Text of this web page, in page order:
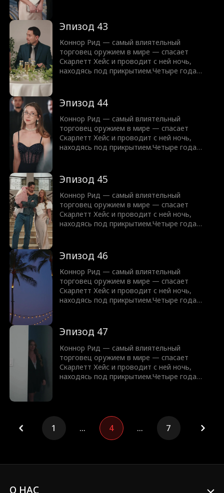
предстоит защитить их обоих, не раскрыв
свою настоящую личность.
Эпизод 43
Коннор Рид — самый влиятельный
торговец оружием в мире — спасает
Скарлетт Хейс и проводит с ней ночь,
находясь под прикрытием.Четыре года
предстоит защитить их обоих, не раскрыв
свою настоящую личность.
Эпизод 44
Коннор Рид — самый влиятельный
торговец оружием в мире — спасает
Скарлетт Хейс и проводит с ней ночь,
находясь под прикрытием.Четыре года
предстоит защитить их обоих, не раскрыв
свою настоящую личность.
Эпизод 45
Коннор Рид — самый влиятельный
торговец оружием в мире — спасает
Скарлетт Хейс и проводит с ней ночь,
находясь под прикрытием.Четыре года
предстоит защитить их обоих, не раскрыв
свою настоящую личность.
Эпизод 46
Коннор Рид — самый влиятельный
торговец оружием в мире — спасает
Скарлетт Хейс и проводит с ней ночь,
находясь под прикрытием.Четыре года
предстоит защитить их обоих, не раскрыв
свою настоящую личность.
Эпизод 47
Коннор Рид — самый влиятельный
торговец оружием в мире — спасает
Скарлетт Хейс и проводит с ней ночь,
находясь под прикрытием.Четыре года
свою настоящую личность.
1 ... 4 ... 7
О НАС